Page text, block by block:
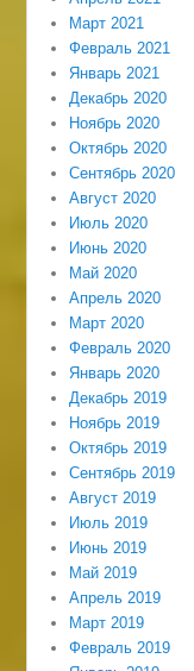
Март 2021
Февраль 2021
Январь 2021
Декабрь 2020
Ноябрь 2020
Октябрь 2020
Сентябрь 2020
Август 2020
Июль 2020
Июнь 2020
Май 2020
Апрель 2020
Март 2020
Февраль 2020
Январь 2020
Декабрь 2019
Ноябрь 2019
Октябрь 2019
Сентябрь 2019
Август 2019
Июль 2019
Июнь 2019
Май 2019
Апрель 2019
Март 2019
Февраль 2019